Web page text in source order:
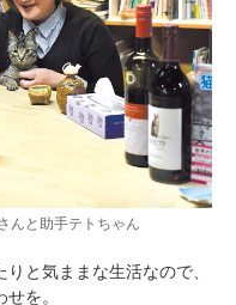
んと助手テトちゃん
と気ままな生活なので、
を。
pecocats
こ部をフォロー
ードする